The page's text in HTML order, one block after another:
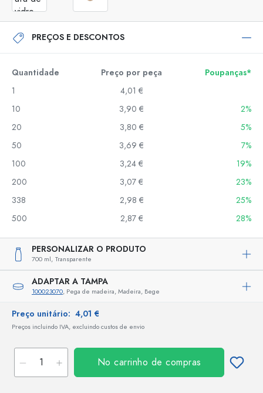
PREÇOS E DESCONTOS
Quantidade Preço por peça
Poupanças*
1
4,01 €
10
3,90 €
2%
20
3,80 €
5%
50
3,69 €
7%
100
3,24 €
19%
200
3,07 €
23%
338
2,98 €
25%
500
2,87 € 28%
PERSONALIZAR O PRODUTO
700 ml, Transparente
ADAPTAR A TAMPA
100023070, Pega de madeira, Madeira, Bege
Preço unitário: 4,01 €
Preços incluindo IVA, excluindo custos de envio
No carrinho de compras